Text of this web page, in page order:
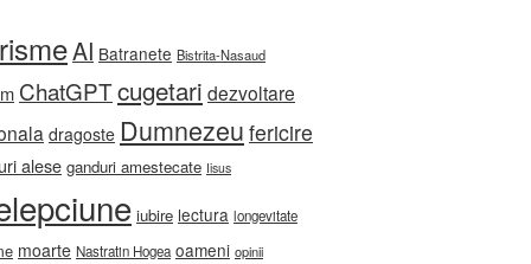
AI Batranete Bistrita-Nasaud
ChatGPTcugetari dezvoltare
dragoste Dumnezeu fericire
alese ganduri amestecate Iisus
iubire lectura longevitate
moarte Nastratin Hogea oameni opinii